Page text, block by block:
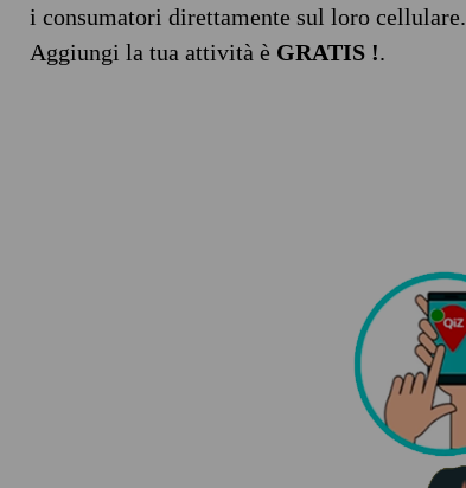
i consumatori direttamente sul loro cellulare.
Aggiungi la tua attività è GRATIS !.